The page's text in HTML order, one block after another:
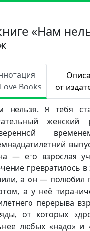
«Нам
Books
от
нельзя. Я тебя
— его взрослая
превратилось
а он — полюбил
а у неё
перерыва
от которых
любых «надо» и